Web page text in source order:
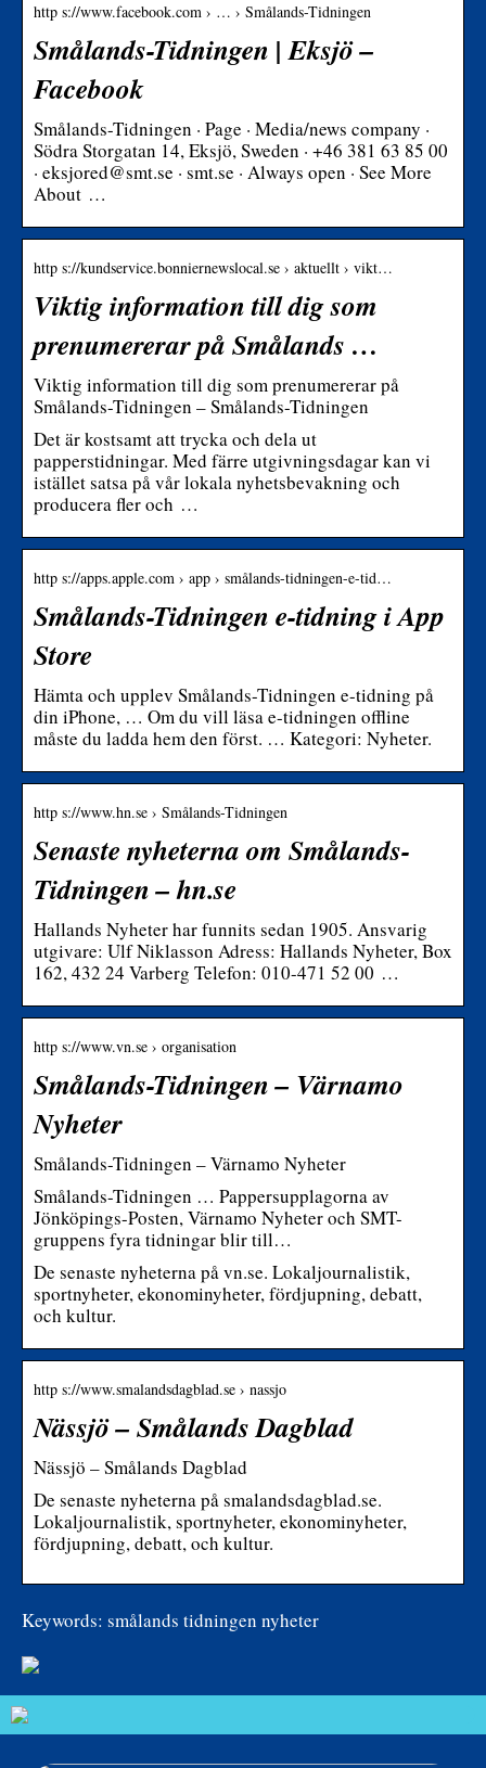
http s://www.facebook.com › … › Smålands-Tidningen
Smålands-Tidningen | Eksjö –
Facebook
Smålands-Tidningen · Page · Media/news company ·
Södra Storgatan 14, Eksjö, Sweden · +46 381 63 85 00
· eksjored@smt.se · smt.se · Always open · See More
About …
http s://kundservice.bonniernewslocal.se › aktuellt › vikt…
Viktig information till dig som
prenumererar på Smålands …
Viktig information till dig som prenumererar på
Smålands-Tidningen – Smålands-Tidningen
Det är kostsamt att trycka och dela ut
papperstidningar. Med färre utgivningsdagar kan vi
istället satsa på vår lokala nyhetsbevakning och
producera fler och …
http s://apps.apple.com › app › smålands-tidningen-e-tid…
Smålands-Tidningen e-tidning i App
Store
Hämta och upplev Smålands-Tidningen e-tidning på
din iPhone, … Om du vill läsa e-tidningen offline
måste du ladda hem den först. … Kategori: Nyheter.
http s://www.hn.se › Smålands-Tidningen
Senaste nyheterna om Smålands-
Tidningen – hn.se
Hallands Nyheter har funnits sedan 1905. Ansvarig
utgivare: Ulf Niklasson Adress: Hallands Nyheter, Box
162, 432 24 Varberg Telefon: 010-471 52 00 …
http s://www.vn.se › organisation
Smålands-Tidningen – Värnamo
Nyheter
Smålands-Tidningen – Värnamo Nyheter
Smålands-Tidningen … Pappersupplagorna av
Jönköpings-Posten, Värnamo Nyheter och SMT-
gruppens fyra tidningar blir till…
De senaste nyheterna på vn.se. Lokaljournalistik,
sportnyheter, ekonominyheter, fördjupning, debatt,
och kultur.
http s://www.smalandsdagblad.se › nassjo
Nässjö – Smålands Dagblad
Nässjö – Smålands Dagblad
De senaste nyheterna på smalandsdagblad.se.
Lokaljournalistik, sportnyheter, ekonominyheter,
fördjupning, debatt, och kultur.
Keywords: smålands tidningen nyheter